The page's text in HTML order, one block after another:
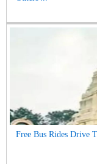
Free Bus Rides Drive